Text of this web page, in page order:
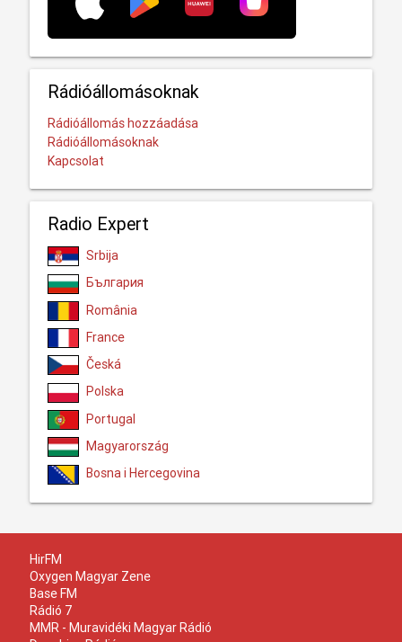
Rádióállomásoknak
Rádióállomás hozzáadása
Rádióállomásoknak
Kapcsolat
Radio Expert
Srbija
България
România
France
Česká
Polska
Portugal
Magyarország
Bosna i Hercegovina
HirFM
Oxygen Magyar Zene
Base FM
Rádió 7
MMR - Muravidéki Magyar Rádió